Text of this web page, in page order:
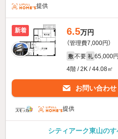
提供
新着 6.5万円
（管理費7,000円）
敷 不要 礼 65,000円
4階 / 2K / 44.08㎡
お問い合わせ
提供
シティアーク東山の